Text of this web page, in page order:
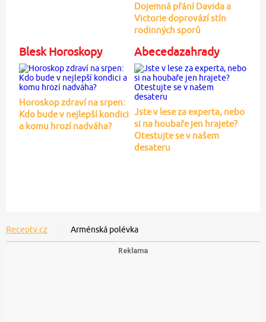
Dojemná přání Davida a
Victorie doprovází stín
rodinných sporů
Blesk Horoskopy
Horoskop zdraví na srpen:
Kdo bude v nejlepší kondici
a komu hrozí nadváha?
Abecedazahrady
Jste v lese za experta, nebo
si na houbaře jen hrajete?
Otestujte se v našem
desateru
Recepty.cz Arménská polévka